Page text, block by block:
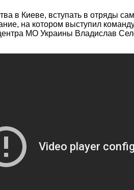
в Киеве, вступать в отряды
на котором выступил
МО Украины Владислав